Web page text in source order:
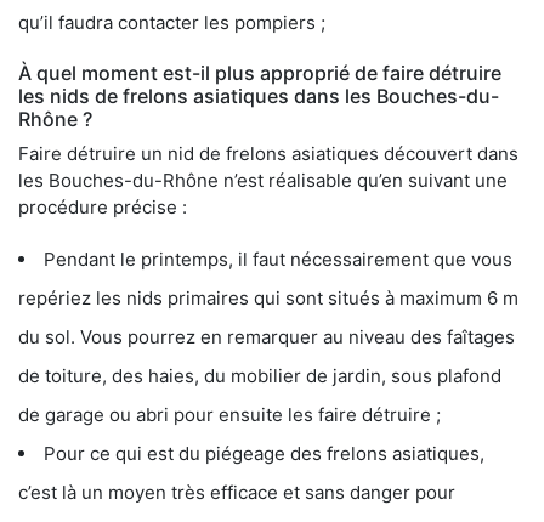
qu’il faudra contacter les pompiers ;
À quel moment est-il plus approprié de faire détruire
les nids de frelons asiatiques dans les Bouches-du-
Rhône ?
Faire détruire un nid de frelons asiatiques découvert dans
les Bouches-du-Rhône n’est réalisable qu’en suivant une
procédure précise :
Pendant le printemps, il faut nécessairement que vous
repériez les nids primaires qui sont situés à maximum 6 m
du sol. Vous pourrez en remarquer au niveau des faîtages
de toiture, des haies, du mobilier de jardin, sous plafond
de garage ou abri pour ensuite les faire détruire ;
Pour ce qui est du piégeage des frelons asiatiques,
c’est là un moyen très efficace et sans danger pour